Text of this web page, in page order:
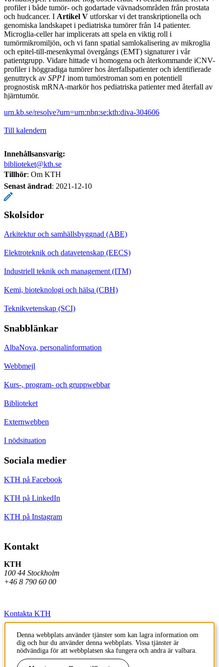
profiler i både tumör- och godartade vävnadsområden från prostata
och hudcancer. I Artikel V utforskar vi det transkriptionella och
genomiska landskapet i pediatriska tumörer från 14 patienter.
Microglia-celler har implicerats att spela en viktig roll i
tumörmikromiljön, och vi fann spatial samlokalisering av mikroglia
och epitel-till-mesenkymal övergångs (EMT) signaturer i vår
patientgrupp. Vidare hittade vi homogena och återkommande iCNV-
profiler i höggradiga tumörer hos återfallspatienter och identifierade
genuttryck av SPP1 inom tumörstroman som en potentiell
prognostisk mRNA-markör hos pediatriska patienter med återfall av
hjärntumör.
urn.kb.se/resolve?urn=urn:nbn:se:kth:diva-304606
Till kalendern
Innehållsansvarig:
biblioteket@kth.se
Tillhör: Om KTH
Senast ändrad: 2021-12-10
Skolsidor
Arkitektur och samhällsbyggnad (ABE)
Elektroteknik och datavetenskap (EECS)
Industriell teknik och management (ITM)
Kemi, bioteknologi och hälsa (CBH)
Teknikvetenskap (SCI)
Snabblänkar
AlbaNova, personalinformation
Webbmejl
Kurs-, program- och gruppwebbar
Biblioteket
Externwebben
I nödsituation
Sociala medier
KTH på Facebook
KTH på LinkedIn
KTH på Instagram
Kontakt
KTH
100 44 Stockholm
+46 8 790 60 00
Kontakta KTH
Jobba på KTH
Press och media
Denna webbplats använder tjänster som kan lagra information om
dig och hur du använder denna webbplats. Vissa tjänster är
nödvändiga för att webbplatsen ska fungera och andra är valbara.